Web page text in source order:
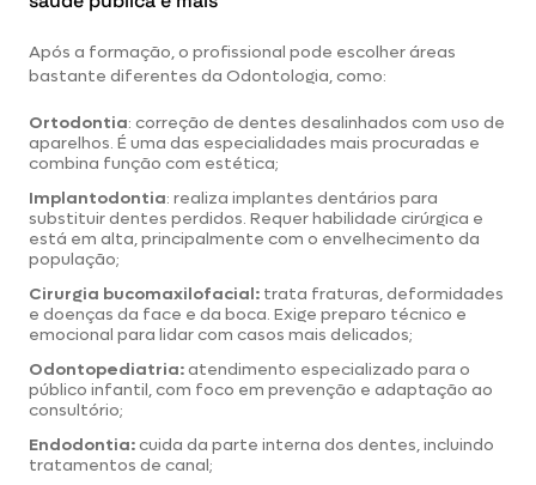
Após a formação, o profissional pode escolheráreas
bastante diferentes da Odontologia, como:
Ortodontia: correção de dentes desalinhados com uso de
aparelhos. É uma das especialidades mais procuradas e
combina função com estética;
Implantodontia: realiza implantes dentários para
substituir dentes perdidos. Requer habilidade cirúrgica e
está em alta, principalmente com o envelhecimento da
população;
Cirurgia bucomaxilofacial: trata fraturas, deformidades
e doenças da face e da boca. Exige preparo técnico e
emocional para lidar com casos mais delicados;
Odontopediatria:atendimento especializado para o
público infantil, com foco em prevenção e adaptação ao
consultório;
Endodontia:cuida da parte interna dos dentes, incluindo
tratamentos de canal;